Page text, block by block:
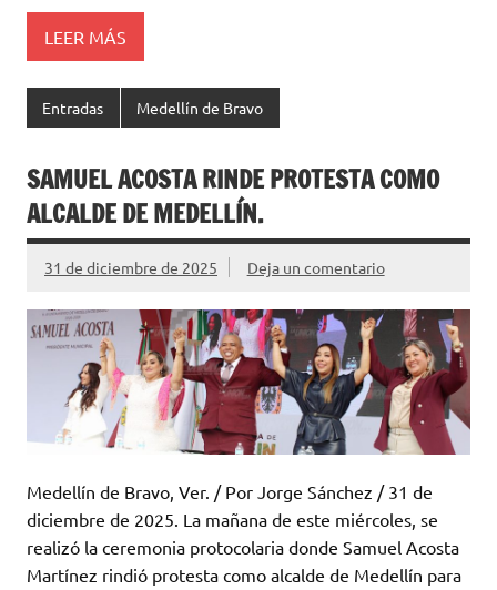
LEER MÁS
Entradas Medellín de Bravo
SAMUEL ACOSTA RINDE PROTESTA COMO
ALCALDE DE MEDELLÍN.
31 de diciembre de 2025 Deja un comentario
Medellín de Bravo, Ver. / Por Jorge Sánchez / 31 de
diciembre de 2025. La mañana de este miércoles, se
realizó la ceremonia protocolaria donde Samuel Acosta
Martínez rindió protesta como alcalde de Medellín para